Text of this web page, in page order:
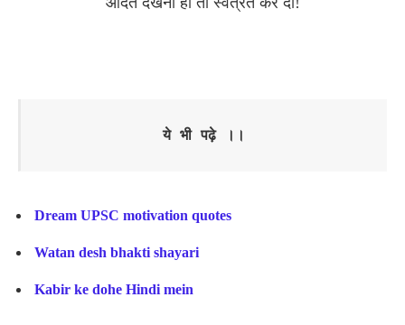
ये भी पढ़े ।।
Dream UPSC motivation quotes
Watan desh bhakti shayari
Kabir ke dohe Hindi mein